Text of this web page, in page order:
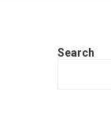
Search